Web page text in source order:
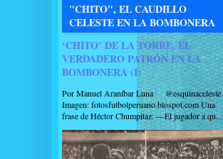
"CHITO", EL CAUDILLO
CELESTE EN LA BOMBONERA
‘CHITO’ DE LA TORRE, EL
VERDADERO PATRÓN EN LA
BOMBONERA (I)
Por Manuel Araníbar Luna @esquinaceleste
Imagen: fotosfutbolperuano.blospot.com Una
frase de Héctor Chumpitaz: —El jugador a qu...